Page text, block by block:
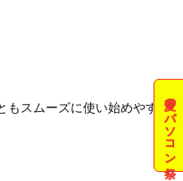
夏のパソコン祭
もスムーズに使い始めやすい